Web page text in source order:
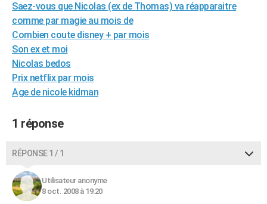
Art de vivre
Bien-être
Loisirs
Mode
Modes de vie
Alimentation
Guide de la santé
Maladies
Médicaments
Sommeil
VOYAGE
Destinations
City break
Voyage nature
Voyage de noces
Forum
Climat
+PHOTO
GUIDES D'ACHAT
Carte de Noël
Carte Bonne année
Carte Saint-Valentin
Carte Pâques
Carte d'anniversaire
Dictionnaire
Biographies
Citations
Expressions
Proverbes
PROGRAMME TV
Saez-vous que Nicolas (ex de Thomas) va réapparaitre
comme par magie au mois de
Combien coute disney + par mois
Son ex et moi
Nicolas bedos
Prix netflix par mois
Age de nicole kidman
1 réponse
RÉPONSE 1 / 1
Utilisateur anonyme
8 oct. 2008 à 19:20